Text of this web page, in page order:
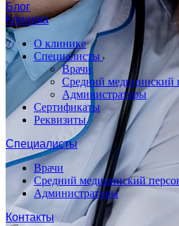
Блог
Клиника
О клинике
Специалисты
Врачи
Средний медицинский
Администраторы
Сертификаты
Реквизиты
Специалисты
Врачи
Средний медицинский
Администраторы
Контакты